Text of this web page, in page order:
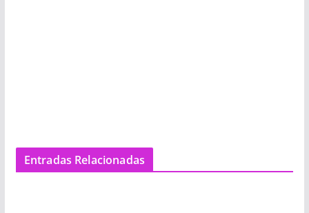
Entradas Relacionadas